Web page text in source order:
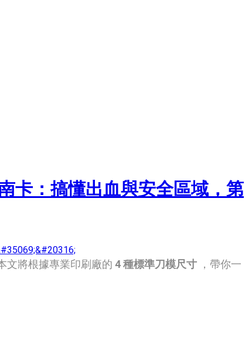
卡：搞懂出血與安全區域，第
文將根據專業印刷廠的 4 種標準刀模尺寸 ，帶你一